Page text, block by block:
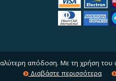
απόδοση. Με τη χρήση του
Διαβάστε περισσότερα